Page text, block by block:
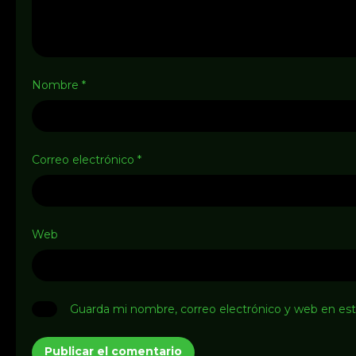
Nombre *
Correo electrónico *
Web
Guarda mi nombre, correo electrónico y web en